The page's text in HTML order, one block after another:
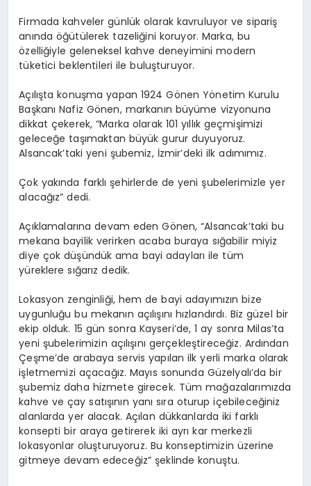
Firmada kahveler günlük olarak kavruluyor ve sipariş
anında öğütülerek tazeliğini koruyor. Marka, bu
özelliğiyle geleneksel kahve deneyimini modern
tüketici beklentileri ile buluşturuyor.
Açılışta konuşma yapan 1924 Gönen Yönetim Kurulu
Başkanı Nafiz Gönen, markanın büyüme vizyonuna
dikkat çekerek, “Marka olarak 101 yıllık geçmişimizi
geleceğe taşımaktan büyük gurur duyuyoruz.
Alsancak’taki yeni şubemiz, İzmir’deki ilk adımımız.
Çok yakında farklı şehirlerde de yeni şubelerimizle yer
alacağız” dedi.
Açıklamalarına devam eden Gönen, “Alsancak’taki bu
mekana bayilik verirken acaba buraya sığabilir miyiz
diye çok düşündük ama bayi adayları ile tüm
yüreklere sığarız dedik.
Lokasyon zenginliği, hem de bayi adayımızın bize
uygunluğu bu mekanın açılışını hızlandırdı. Biz güzel bir
ekip olduk. 15 gün sonra Kayseri’de, 1 ay sonra Milas’ta
yeni şubelerimizin açılışını gerçekleştireceğiz. Ardından
Çeşme’de arabaya servis yapılan ilk yerli marka olarak
işletmemizi açacağız. Mayıs sonunda Güzelyalı’da bir
şubemiz daha hizmete girecek. Tüm mağazalarımızda
kahve ve çay satışının yanı sıra oturup içebileceğiniz
alanlarda yer alacak. Açılan dükkanlarda iki farklı
konsepti bir araya getirerek iki ayrı kar merkezli
lokasyonlar oluşturuyoruz. Bu konseptimizin üzerine
gitmeye devam edeceğiz” şeklinde konuştu.